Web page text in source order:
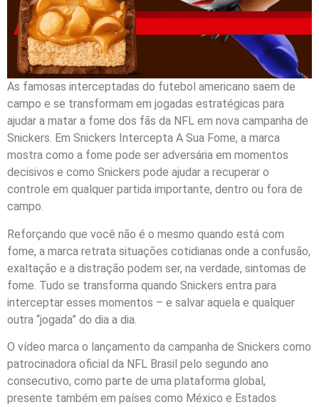
As famosas interceptadas do futebol americano saem de
campo e se transformam em jogadas estratégicas para
ajudar a matar a fome dos fãs da NFL em nova campanha de
Snickers. Em Snickers Intercepta A Sua Fome, a marca
mostra como a fome pode ser adversária em momentos
decisivos e como Snickers pode ajudar a recuperar o
controle em qualquer partida importante, dentro ou fora de
campo.
Reforçando que você não é o mesmo quando está com
fome, a marca retrata situações cotidianas onde a confusão,
exaltação e a distração podem ser, na verdade, sintomas de
fome. Tudo se transforma quando Snickers entra para
interceptar esses momentos – e salvar aquela e qualquer
outra “jogada” do dia a dia.
O vídeo marca o lançamento da campanha de Snickers como
patrocinadora oficial da NFL Brasil pelo segundo ano
consecutivo, como parte de uma plataforma global,
presente também em países como México e Estados